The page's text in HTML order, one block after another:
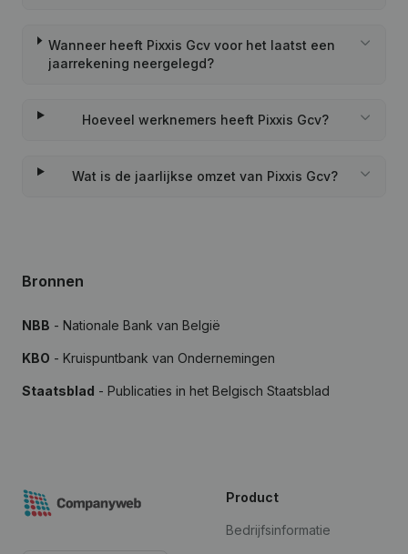
Wanneer heeft Pixxis Gcv voor het laatst een
jaarrekening neergelegd?
Hoeveel werknemers heeft Pixxis Gcv?
Wat is de jaarlijkse omzet van Pixxis Gcv?
Bronnen
NBB - Nationale Bank van België
KBO - Kruispuntbank van Ondernemingen
Staatsblad - Publicaties in het Belgisch Staatsblad
Product
Bedrijfsinformatie